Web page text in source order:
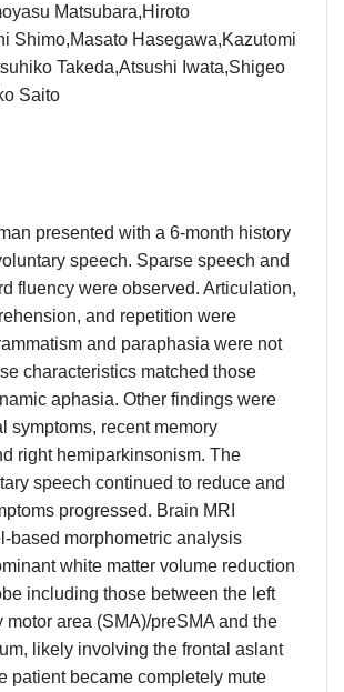
Matsubara,Hiroto
Shimo,Masato Hasegawa,Kazutomi
Takeda,Atsushi Iwata,Shigeo
Saito
presented with a 6-month history
speech. Sparse speech and
fluency were observed. Articulation,
and repetition were
and paraphasia were not
characteristics matched those
aphasia. Other findings were
symptoms, recent memory
right hemiparkinsonism. The
speech continued to reduce and
progressed. Brain MRI
based morphometric analysis
white matter volume reduction
including those between the left
motor area (SMA)/preSMA and the
likely involving the frontal aslant
patient became completely mute